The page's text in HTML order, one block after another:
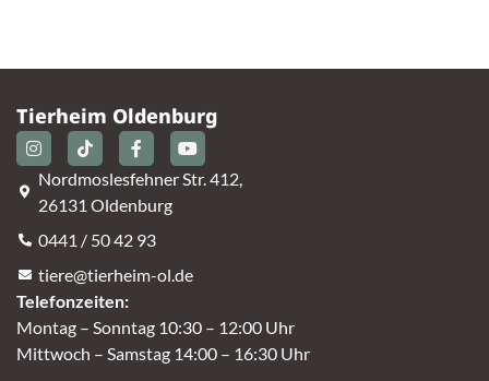
Tierheim Oldenburg
Nordmoslesfehner Str. 412,
26131 Oldenburg
0441 / 50 42 93
tiere@tierheim-ol.de
Telefonzeiten:
Montag – Sonntag 10:30 – 12:00 Uhr
Mittwoch – Samstag 14:00 – 16:30 Uhr